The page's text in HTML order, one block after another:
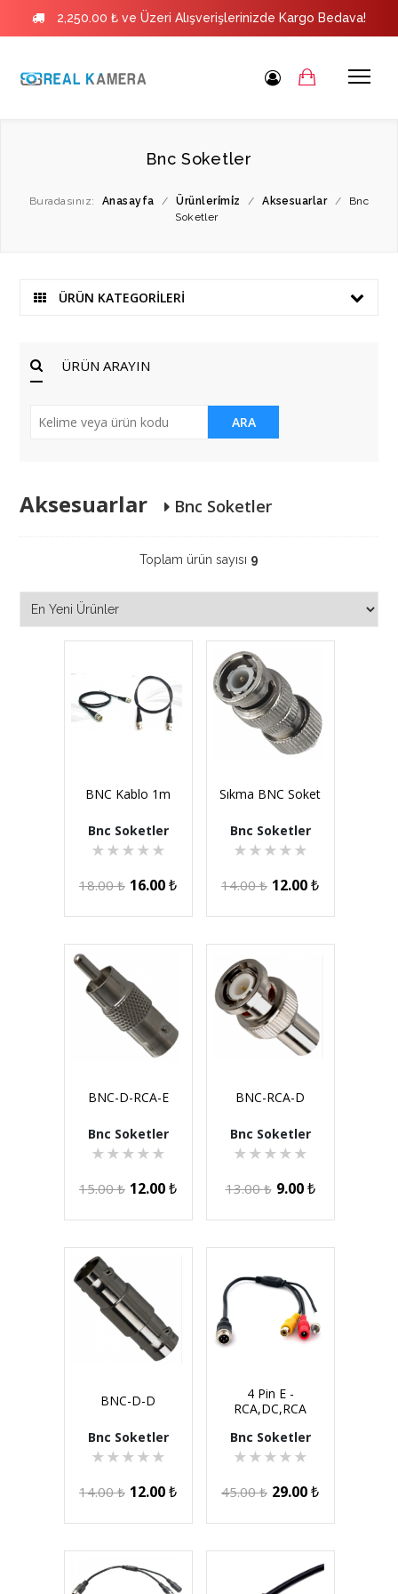
2,250.00 ₺ ve Üzeri Alışverişlerinizde Kargo Bedava!
Bnc Soketler
Buradasınız: Anasayfa / Ürünleri̇mi̇z / Aksesuarlar /
Bnc
Soketler
ÜRÜN KATEGORİLERİ
ÜRÜN ARAYIN
ARA
Aksesuarlar Bnc Soketler
Toplam ürün sayısı 9
BNC Kablo 1m
Bnc Soketler
★ ★ ★ ★ ★
18.00₺ 16.00₺
Sıkma BNC Soket
Bnc Soketler
★ ★ ★ ★ ★
14.00₺ 12.00₺
BNC-D-RCA-E
Bnc Soketler
★ ★ ★ ★ ★
15.00₺ 12.00₺
BNC-RCA-D
Bnc Soketler
★ ★ ★ ★ ★
13.00₺ 9.00₺
BNC-D-D
Bnc Soketler
★ ★ ★ ★ ★
14.00₺ 12.00₺
4 Pin E -
RCA,DC,RCA
Bnc Soketler
★ ★ ★ ★ ★
45.00₺ 29.00₺